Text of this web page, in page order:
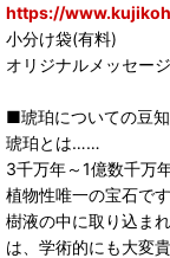
https://
小分け袋(有料)
オリジナルメッセー
■琥珀についての豆
琥珀とは……
3千万年～1億数千万
植物性唯一の宝石です
樹液の中に取り込ま
は、学術的にも大変貴